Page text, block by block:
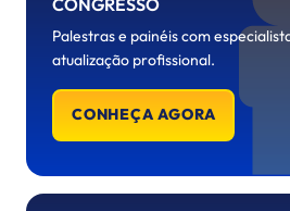
Palestras e painéis com
atualização profissional.
CONHEÇA AGORA